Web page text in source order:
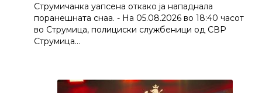
Струмичанка уапсена откако ја нападнала
поранешната снаа. - На 05.08.2026 во 18:40 часот
во Струмица, полициски службеници од СВР
Струмица…